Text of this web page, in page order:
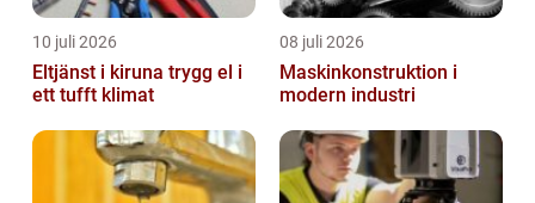
10 juli 2026
Eltjänst i kiruna trygg el i
ett tufft klimat
08 juli 2026
Maskinkonstruktion i
modern industri